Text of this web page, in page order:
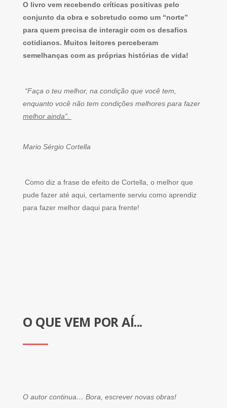
O livro vem recebendo críticas positivas pelo
conjunto da obra e sobretudo como um “norte”
para quem precisa de interagir com os desafios
cotidianos. Muitos leitores perceberam
semelhanças com as próprias histórias de vida!
“Faça o teu melhor, na condição que você tem,
enquanto você não tem condições melhores para fazer
melhor ainda”.
Mario Sérgio Cortella
Como diz a frase de efeito de Cortella, o melhor que
pude fazer até aqui, certamente serviu como aprendiz
para fazer melhor daqui para frente!
O QUE VEM POR AÍ...
O autor continua… Bora, escrever novas obras!